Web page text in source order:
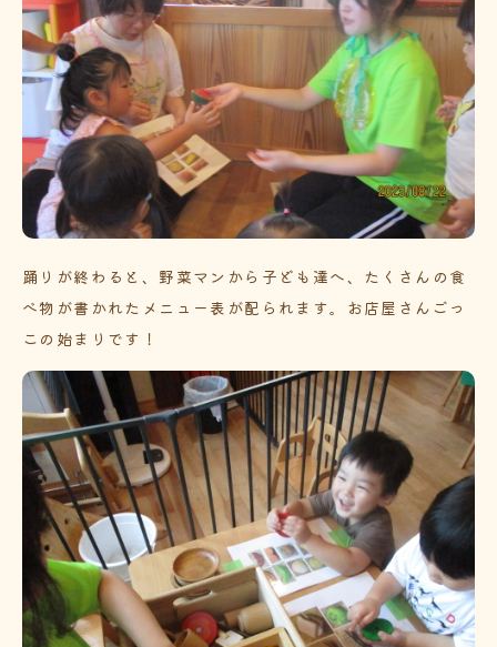
踊りが終わると、野菜マンから子ども達へ、たくさんの食
べ物が書かれたメニュー表が配られます。お店屋さんごっ
この始まりです！